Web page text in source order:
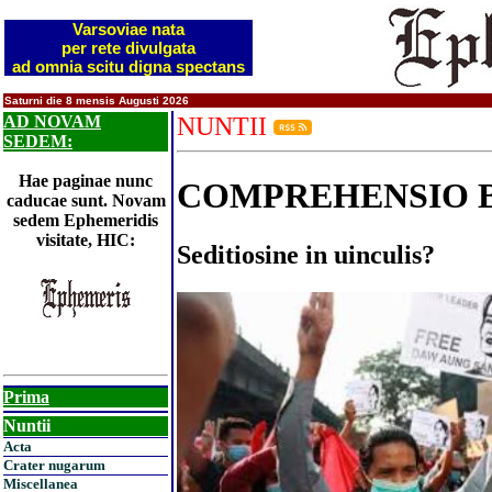
Varsoviae nata
per rete divulgata
ad omnia scitu digna spectans
Saturni die 8 mensis Augusti 2026
AD NOVAM
SEDEM:
Hae paginae nunc
caducae sunt. Novam
sedem Ephemeridis
visitate, HIC:
Prima
Nuntii
Acta
Crater nugarum
Miscellanea
NUNTII
COMPREHENSIO
Seditiosine in uinculis?